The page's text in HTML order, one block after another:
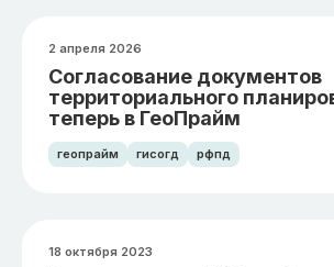
2 апреля 2026
Согласование документов
территориального
теперь в ГеоПрайм
геопрайм гисогд рфпд
18 октября 2023